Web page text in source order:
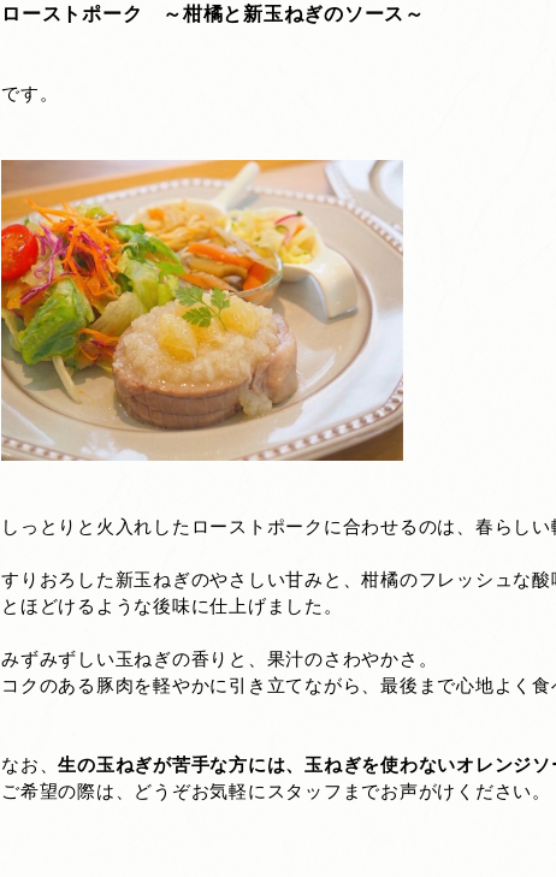
ローストポーク ～柑橘と新玉ねぎのソース～
です。
しっとりと火入れしたローストポークに合わせるのは、春らしい
すりおろした新玉ねぎのやさしい甘みと、柑橘のフレッシュな
とほどけるような後味に仕上げました。
みずみずしい玉ねぎの香りと、果汁のさわやかさ。
コクのある豚肉を軽やかに引き立てながら、最後まで心地よく食
なお、生の玉ねぎが苦手な方には、玉ねぎを使わないオレンジソ
ご希望の際は、どうぞお気軽にスタッフまでお声がけください。